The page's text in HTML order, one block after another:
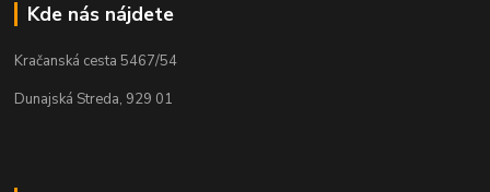
Kde nás nájdete
Kračanská cesta 5467/54
Dunajská Streda, 929 01